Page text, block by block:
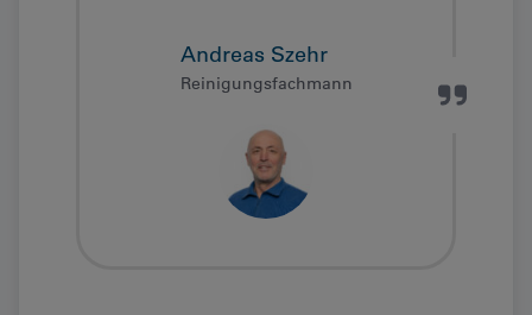
Andreas Szehr
Reinigungsfachmann